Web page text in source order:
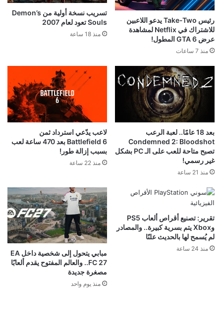
رئيس Take-Two يدعو اللاعبين
للاشتراك في Netflix لمشاهدة
عرض GTA 6 المطول!
منذ 7 ساعات
تسريب نسخة أولية من Demon’s
Souls تعود لعام 2007
منذ 18 ساعة
بعد 18 عامًا.. لعبة الرعب
Condemned 2: Bloodshot
تصبح متاحة للعب على الـ PC بشكل
غير رسمي!
منذ 21 ساعة
لاعب يدّعي استرداد ثمن
Battlefield 6 بعد 470 ساعة لعب
بسبب إزالة طور!
منذ 22 ساعة
تقرير: تصنيع أقراص ألعاب PS5
وXbox يتم بسرية كبيرة.. والمصادر
لم يُسمح لها بالحديث علنًا
منذ 24 ساعة
مبابي يتحول إلى شخصية داخل EA
FC 27.. والعالم المفتوح يقدم ألعابًا
مصغرة جديدة
منذ يوم واحد